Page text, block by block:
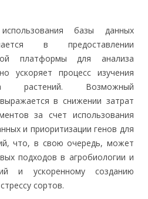
базы данных
в предоставлении
платформы для анализа
ускоряет процесс изучения
растений. Возможный
в снижении затрат
за счет использования
и приоритизации генов для
что, в свою очередь, может
подходов в агробиологии и
и ускоренному созданию
сортов.